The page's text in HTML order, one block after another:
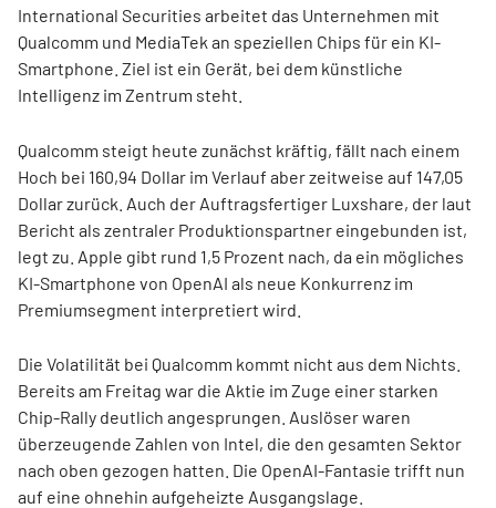
International Securities arbeitet das Unternehmen mit
Qualcomm und MediaTek an speziellen Chips für ein KI-
Smartphone. Ziel ist ein Gerät, bei dem künstliche
Intelligenz im Zentrum steht.
Qualcomm steigt heute zunächst kräftig, fällt nach einem
Hoch bei 160,94 Dollar im Verlauf aber zeitweise auf 147,05
Dollar zurück. Auch der Auftragsfertiger Luxshare, der laut
Bericht als zentraler Produktionspartner eingebunden ist,
legt zu. Apple gibt rund 1,5 Prozent nach, da ein mögliches
KI-Smartphone von OpenAI als neue Konkurrenz im
Premiumsegment interpretiert wird.
Die Volatilität bei Qualcomm kommt nicht aus dem Nichts.
Bereits am Freitag war die Aktie im Zuge einer starken
Chip-Rally deutlich angesprungen. Auslöser waren
überzeugende Zahlen von Intel, die den gesamten Sektor
nach oben gezogen hatten. Die OpenAI-Fantasie trifft nun
auf eine ohnehin aufgeheizte Ausgangslage.